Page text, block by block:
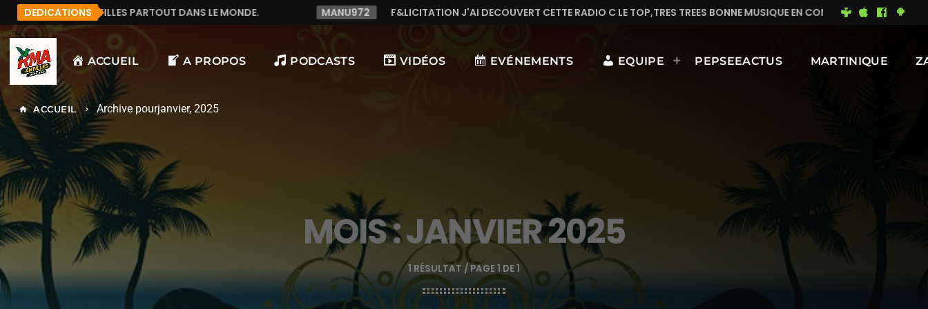
DEDICATIONS
RMA ANTILLES PARTOUT DANS LE MONDE. MANU972 F&LICITATION J'AI DECOUVERT CETTE RADIO C LE TOP,TRES TREES BONNE MUSIQUE EN CONTINUE MIMI DU
ACCUEIL A PROPOS PODCASTS VIDÉOS EVÉNEMENTS EQUIPE PEPSEEACTUS MARTINIQUE
home ACCUEIL keyboard_arrow_right Archive pourjanvier, 2025
MOIS : JANVIER 2025
1 RÉSULTAT / PAGE 1 DE 1